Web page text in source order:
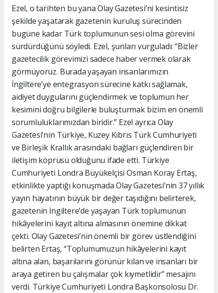
Ezel, o tarihten bu yana Olay Gazetesi’ni kesintisiz
şekilde yaşatarak gazetenin kuruluş sürecinden
bugüne kadar Türk toplumunun sesi olma görevini
sürdürdüğünü söyledi. Ezel, şunları vurguladı: “Bizler
gazetecilik görevimizi sadece haber vermek olarak
görmüyoruz. Burada yaşayan insanlarımızın
İngiltere’ye entegrasyon sürecine katkı sağlamak,
aidiyet duygularını güçlendirmek ve toplumun her
kesimini doğru bilgilerle buluşturmak bizim en önemli
sorumluluklarımızdan biridir.” Ezel ayrıca Olay
Gazetesi’nin Türkiye, Kuzey Kıbrıs Türk Cumhuriyeti
ve Birleşik Krallık arasındaki bağları güçlendiren bir
iletişim köprüsü olduğunu ifade etti. Türkiye
Cumhuriyeti Londra Büyükelçisi Osman Koray Ertaş,
etkinlikte yaptığı konuşmada Olay Gazetesi’nin 37 yıllık
yayın hayatının büyük bir değer taşıdığını belirterek,
gazetenin İngiltere’de yaşayan Türk toplumunun
hikâyelerini kayıt altına almasının önemine dikkat
çekti. Olay Gazetesi’nin önemli bir görev üstlendiğini
belirten Ertaş, “Toplumumuzun hikâyelerini kayıt
altına alan, başarılarını görünür kılan ve insanları bir
araya getiren bu çalışmalar çok kıymetlidir” mesajını
verdi. Türkiye Cumhuriyeti Londra Başkonsolosu Dr.